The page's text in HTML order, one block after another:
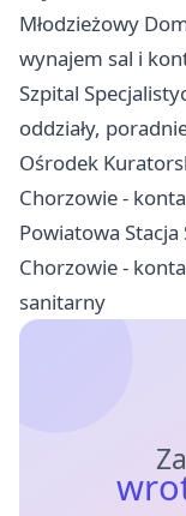
Młodzieżowy
wynajem sal i
Szpital
oddziały,
Ośrodek
Chorzowie -
Powiatowa
Chorzowie -
sanitarny